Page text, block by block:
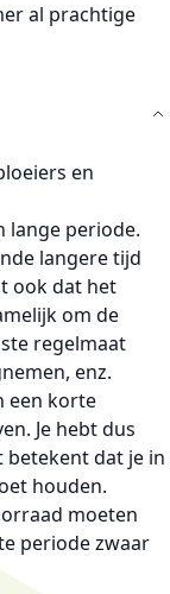
al prachtige
en
lange periode.
langere tijd
ook dat het
om de
regelmaat
enz.
een korte
Je hebt dus
dat je in
houden.
moeten
periode zwaar